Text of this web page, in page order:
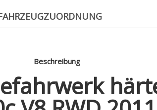
Beschreibung